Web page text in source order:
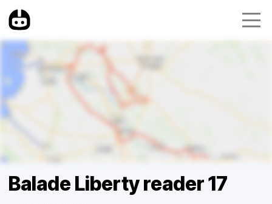
Balade Liberty reader 17